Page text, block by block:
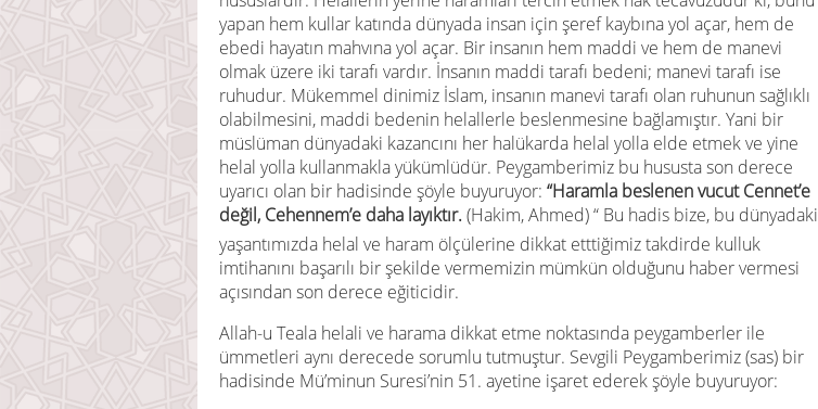
yapan hem kullar katında dünyada insan için şeref kaybına yol açar, hem de
ebedi hayatın mahvına yol açar. Bir insanın hem maddi ve hem de manevi
olmak üzere iki tarafı vardır. İnsanın maddi tarafı bedeni; manevi tarafı ise
ruhudur. Mükemmel dinimiz İslam, insanın manevi tarafı olan ruhunun sağlıklı
olabilmesini, maddi bedenin helallerle beslenmesine bağlamıştır. Yani bir
müslüman dünyadaki kazancını her halükarda helal yolla elde etmek ve yine
helal yolla kullanmakla yükümlüdür. Peygamberimiz bu hususta son derece
uyarıcı olan bir hadisinde şöyle buyuruyor: “Haramla beslenen vucut Cennet’e
değil, Cehennem’e daha layıktır. (Hakim, Ahmed) “ Bu hadis bize, bu dünyadaki
yaşantımızda helal ve haram ölçülerine dikkat etttiğimiz takdirde kulluk
imtihanını başarılı bir şekilde vermemizin mümkün olduğunu haber vermesi
açısından son derece eğiticidir.
Allah-u Teala helali ve harama dikkat etme noktasında peygamberler ile
ümmetleri aynı derecede sorumlu tutmuştur. Sevgili Peygamberimiz (sas) bir
hadisinde Mü’minun Suresi’nin 51. ayetine işaret ederek şöyle buyuruyor: